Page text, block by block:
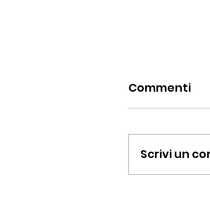
Commenti
Scrivi un